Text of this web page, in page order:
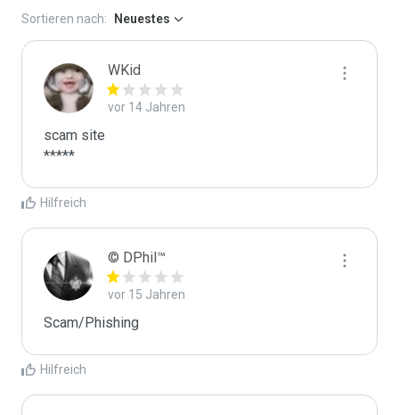
Sortieren nach: Neuestes
WKid
vor 14 Jahren
scam site
*****
Hilfreich
© DPhil™
vor 15 Jahren
Scam/Phishing
Hilfreich